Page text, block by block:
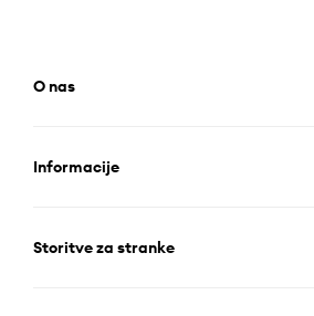
O nas
Informacije
Storitve za stranke